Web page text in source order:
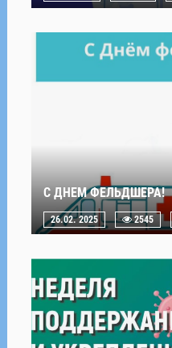
С ДНЕМ ФЕЛЬДШЕРА!
26.02. 2025 2545